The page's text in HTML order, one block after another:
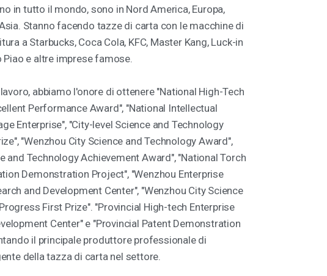
in tutto il mondo, sono in Nord America, Europa,
Stanno facendo tazze di carta con le macchine di
a Starbucks, Coca Cola, KFC, Master Kang, Luck-in
Piao e altre imprese famose.
abbiamo l'onore di ottenere "National High-Tech
Performance Award", "National Intellectual
Enterprise", "City-level Science and Technology
"Wenzhou City Science and Technology Award",
and Technology Achievement Award", "National Torch
Demonstration Project", "Wenzhou Enterprise
and Development Center", "Wenzhou City Science
First Prize". "Provincial High-tech Enterprise
Center" e "Provincial Patent Demonstration
il principale produttore professionale di
della tazza di carta nel settore.